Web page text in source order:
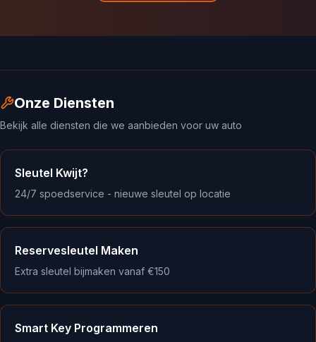
Onze Diensten
Bekijk alle diensten die we aanbieden voor uw auto
Sleutel Kwijt?
24/7 spoedservice - nieuwe sleutel op locatie
Reservesleutel Maken
Extra sleutel bijmaken vanaf €150
Smart Key Programmeren